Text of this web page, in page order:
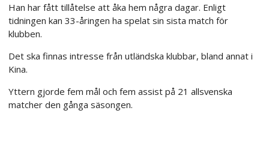
Han har fått tillåtelse att åka hem några dagar. Enligt
tidningen kan 33-åringen ha spelat sin sista match för
klubben.
Det ska finnas intresse från utländska klubbar, bland annat i
Kina.
Yttern gjorde fem mål och fem assist på 21 allsvenska
matcher den gånga säsongen.